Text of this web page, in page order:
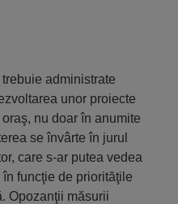
administrate
unor proiecte
nu doar în anumite
se învârte în jurul
care s-ar putea vedea
funcţie de priorităţile
Opozanţii măsurii